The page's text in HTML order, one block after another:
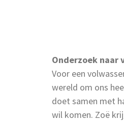
Onderzoek naar
Voor een
wereld om ons
doet samen met
wil komen. Zoë